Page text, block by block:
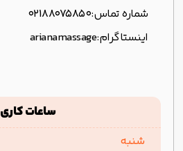
شماره تماس:02188075850
اینستاگرام:arianamassage
ساعات کاری
شنبه